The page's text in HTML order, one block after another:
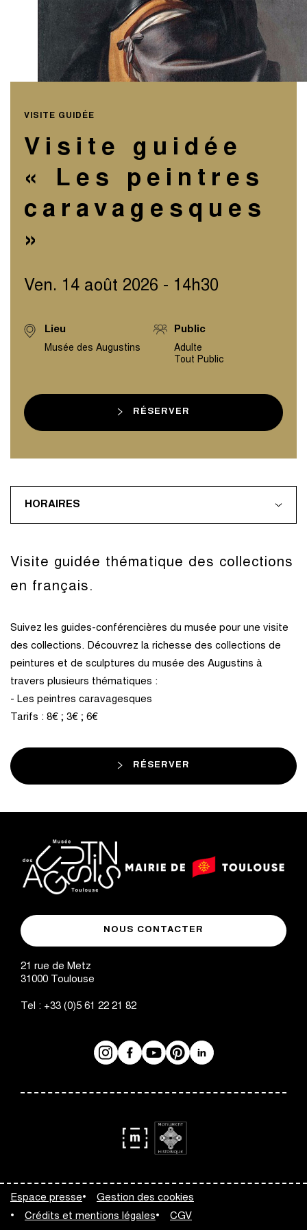
Visite guidée
« Les peintres
caravagesques
»
VISITE GUIDÉE
Ven. 14 août 2026 - 14h30
Lieu
Musée des Augustins
Public
Adulte
Tout Public
RÉSERVER
HORAIRES
Visite guidée thématique des collections
en français.
Suivez les guides-conférencières du musée pour une visite
des collections. Découvrez la richesse des collections de
peintures et de sculptures du musée des Augustins à
travers plusieurs thématiques :
- Les peintres caravagesques
Tarifs : 8€ ; 3€ ; 6€
RÉSERVER
musée
des
de
NOUS CONTACTER
21 rue de Metz
31000 Toulouse
Tel : +33 (0)5 61 22 21 82
Réseaux
InstagramFacebookYouTubePinterestLinkedIn
Musée
de
France
Monument
Historique
Espace presse
Gestion des cookies
Crédits et mentions légales
CGV